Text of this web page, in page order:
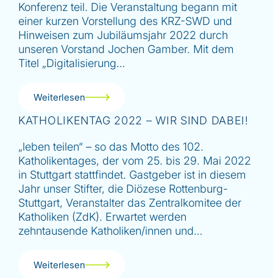
Konferenz teil. Die Veranstaltung begann mit
einer kurzen Vorstellung des KRZ-SWD und
Hinweisen zum Jubiläumsjahr 2022 durch
unseren Vorstand Jochen Gamber. Mit dem
Titel „Digitalisierung…
Weiterlesen
KATHOLIKENTAG 2022 – WIR SIND DABEI!
„leben teilen“ – so das Motto des 102.
Katholikentages, der vom 25. bis 29. Mai 2022
in Stuttgart stattfindet. Gastgeber ist in diesem
Jahr unser Stifter, die Diözese Rottenburg-
Stuttgart, Veranstalter das Zentralkomitee der
Katholiken (ZdK). Erwartet werden
zehntausende Katholiken/innen und…
Weiterlesen